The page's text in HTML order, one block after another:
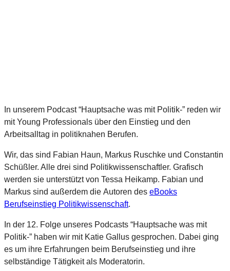
In unserem Podcast “Hauptsache was mit Politik-” reden wir
mit Young Professionals über den Einstieg und den
Arbeitsalltag in politiknahen Berufen.
Wir, das sind Fabian Haun, Markus Ruschke und Constantin
Schüßler. Alle drei sind Politikwissenschaftler. Grafisch
werden sie unterstützt von Tessa Heikamp. Fabian und
Markus sind außerdem die Autoren des eBooks
Berufseinstieg Politikwissenschaft.
In der 12. Folge unseres Podcasts “Hauptsache was mit
Politik-” haben wir mit Katie Gallus gesprochen. Dabei ging
es um ihre Erfahrungen beim Berufseinstieg und ihre
selbständige Tätigkeit als Moderatorin.